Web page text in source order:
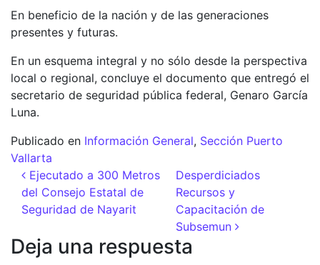
En beneficio de la nación y de las generaciones
presentes y futuras.
En un esquema integral y no sólo desde la perspectiva
local o regional, concluye el documento que entregó el
secretario de seguridad pública federal, Genaro García
Luna.
Publicado en Información General, Sección Puerto
Vallarta
Navegación de entradas
Ejecutado a 300 Metros
del Consejo Estatal de
Seguridad de Nayarit
Desperdiciados
Recursos y
Capacitación de
Subsemun
Deja una respuesta